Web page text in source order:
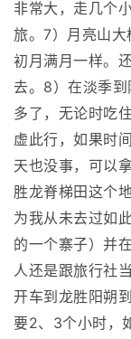
非常大，走几个
旅。7）月亮山
初月满月一样。
去。8）在淡季
多了，无论时吃
虚此行，如果时
天也没事，可以
胜龙脊梯田这个
为我从未去过如
的一个寨子）并
人还是跟旅行社
开车到龙胜阳朔
要2、3个小时，